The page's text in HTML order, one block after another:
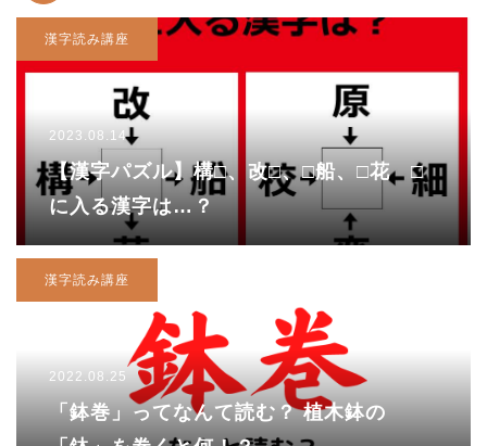
漢字読み講座
2023.08.14
【漢字パズル】構□、改□、□船、□花 □
に入る漢字は…？
漢字読み講座
2022.08.25
「鉢巻」ってなんて読む？ 植木鉢の